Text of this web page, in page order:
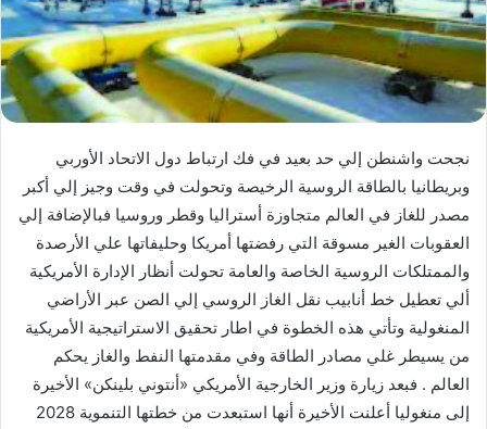
نجحت واشنطن إلي حد بعيد في فك ارتباط دول الاتحاد الأوربي
وبريطانيا بالطاقة الروسية الرخيصة وتحولت في وقت وجيز إلي أكبر
مصدر للغاز في العالم متجاوزة أستراليا وقطر وروسيا فبالإضافة إلي
العقوبات الغير مسوقة التي رفضتها أمريكا وحليفاتها علي الأرصدة
والممتلكات الروسية الخاصة والعامة تحولت أنظار الإدارة الأمريكية
ألي تعطيل خط أنابيب نقل الغاز الروسي إلي الصن عبر الأراضي
المنغولية وتأتي هذه الخطوة في اطار تحقيق الاستراتيجية الأمريكية
من يسيطر غلي مصادر الطاقة وفي مقدمتها النفط والغاز يحكم
العالم . فبعد زيارة وزير الخارجية الأمريكي «أنتوني بلينكن» الأخيرة
إلى منغوليا أعلنت الأخيرة أنها استبعدت من خطتها التنموية 2028